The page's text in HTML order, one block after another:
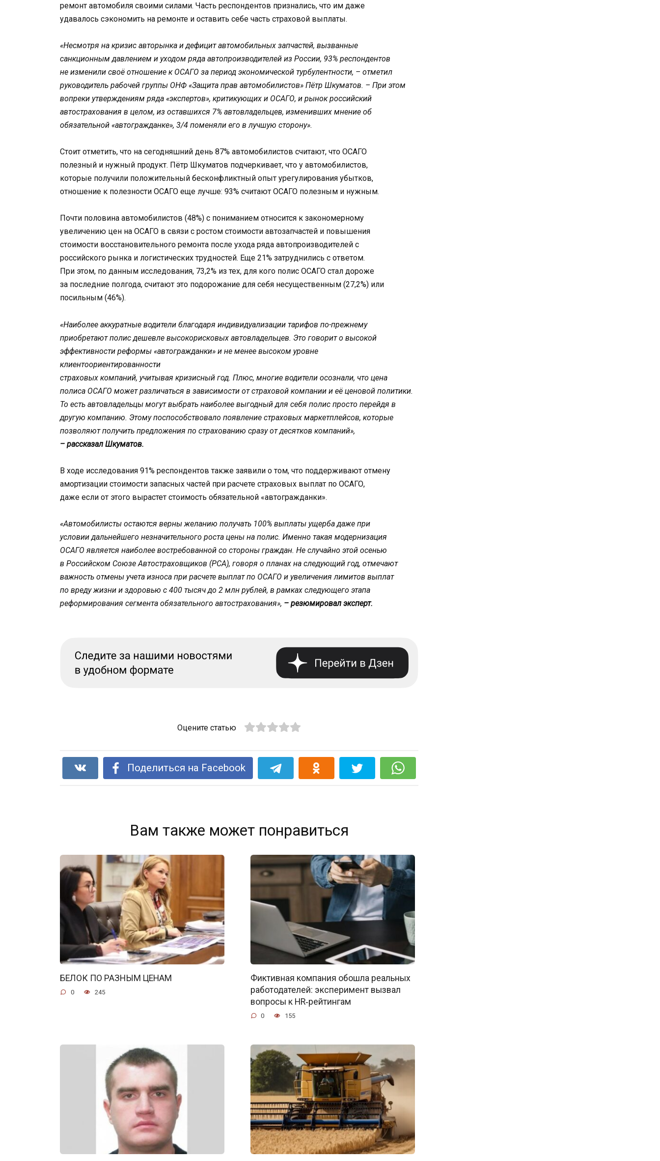
ремонт автомобиля своими силами. Часть респондентов признались, что им даже
удавалось сэкономить на ремонте и оставить себе часть страховой выплаты.
«Несмотря на кризис авторынка и дефицит автомобильных запчастей, вызванные
санкционным давлением и уходом ряда автопроизводителей из России, 93% респондентов
не изменили своё отношение к ОСАГО за период экономической турбулентности, – отметил
руководитель рабочей группы ОНФ «Защита прав автомобилистов» Пётр Шкуматов. – При этом
вопреки утверждениям ряда «экспертов», критикующих и ОСАГО, и рынок российский
автострахования в целом, из оставшихся 7% автовладельцев, изменивших мнение об
обязательной «автогражданке», 3/4 поменяли его в лучшую сторону».
Стоит отметить, что на сегодняшний день 87% автомобилистов считают, что ОСАГО
полезный и нужный продукт. Пётр Шкуматов подчеркивает, что у автомобилистов,
которые получили положительный бесконфликтный опыт урегулирования убытков,
отношение к полезности ОСАГО еще лучше: 93% считают ОСАГО полезным и нужным.
Почти половина автомобилистов (48%) с пониманием относится к закономерному
увеличению цен на ОСАГО в связи с ростом стоимости автозапчастей и повышения
стоимости восстановительного ремонта после ухода ряда автопроизводителей с
российского рынка и логистических трудностей. Еще 21% затруднились с ответом.
При этом, по данным исследования, 73,2% из тех, для кого полис ОСАГО стал дороже
за последние полгода, считают это подорожание для себя несущественным (27,2%) или
посильным (46%).
«Наиболее аккуратные водители благодаря индивидуализации тарифов по-прежнему
приобретают полис дешевле высокорисковых автовладельцев. Это говорит о высокой
эффективности реформы «автогражданки» и не менее высоком уровне
клиентоориентированности
страховых компаний, учитывая кризисный год. Плюс, многие водители осознали, что цена
полиса ОСАГО может различаться в зависимости от страховой компании и её ценовой политики.
То есть автовладельцы могут выбрать наиболее выгодный для себя полис просто перейдя в
другую компанию. Этому поспособствовало появление страховых маркетплейсов, которые
позволяют получить предложения по страхованию сразу от десятков компаний»,
– рассказал Шкуматов.
В ходе исследования 91% респондентов также заявили о том, что поддерживают отмену
амортизации стоимости запасных частей при расчете страховых выплат по ОСАГО,
даже если от этого вырастет стоимость обязательной «автогражданки».
«Автомобилисты остаются верны желанию получать 100% выплаты ущерба даже при
условии дальнейшего незначительного роста цены на полис. Именно такая модернизация
ОСАГО является наиболее востребованной со стороны граждан. Не случайно этой осенью
в Российском Союзе Автостраховщиков (РСА), говоря о планах на следующий год, отмечают
важность отмены учета износа при расчете выплат по ОСАГО и увеличения лимитов выплат
по вреду жизни и здоровью с 400 тысяч до 2 млн рублей, в рамках следующего этапа
реформирования сегмента обязательного автострахования», – резюмировал эксперт.
Оцените статью
Поделиться на Facebook
Вам также может понравиться
БЕЛОК ПО РАЗНЫМ ЦЕНАМ
0 245
Фиктивная компания обошла реальных
работодателей: эксперимент вызвал
вопросы к HR‑рейтингам
0 155